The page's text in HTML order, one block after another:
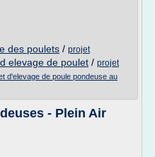
des poulets / projet
elevage de poulet / projet
d'elevage de poule pondeuse au
- Plein Air